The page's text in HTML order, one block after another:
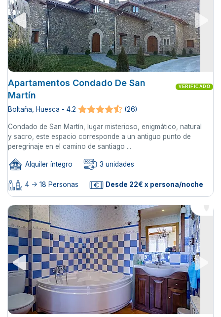
Apartamentos Condado De San
Martín
VERIFICADO
Boltaña, Huesca - 4.2 (26)
Condado de San Martín, lugar misterioso, enigmático, natural
y sacro, este espacio corresponde a un antiguo punto de
peregrinaje en el camino de santiago ...
Alquiler íntegro 3 unidades
4 -> 18 Personas Desde 22€ x persona/noche